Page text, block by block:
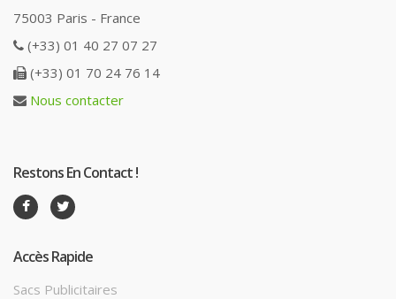
75003 Paris - France
(+33) 01 40 27 07 27
(+33) 01 70 24 76 14
Nous contacter
Restons En Contact !
Accès Rapide
Sacs Publicitaires